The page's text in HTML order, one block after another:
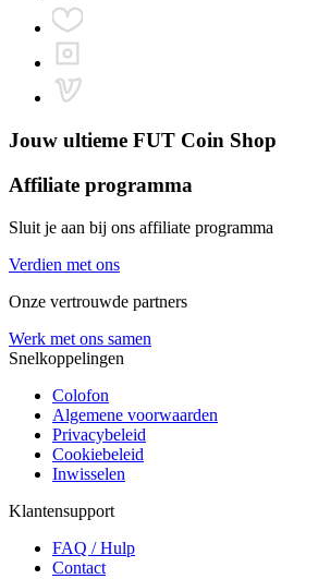
Jouw ultieme FUT Coin Shop
Affiliate programma
Sluit je aan bij ons affiliate programma
Verdien met ons
Onze vertrouwde partners
Werk met ons samen
Snelkoppelingen
Colofon
Algemene voorwaarden
Privacybeleid
Cookiebeleid
Inwisselen
Klantensupport
FAQ / Hulp
Contact